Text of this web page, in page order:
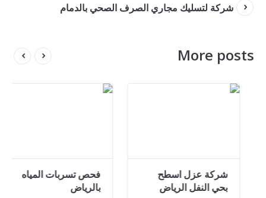
شركة لتسليك مجاري الصرف الصحي بالدمام
More posts
فحص
شركة عزل اسطح
بحي النفل الرياض
فحص تسربات
فى الرياض